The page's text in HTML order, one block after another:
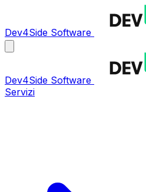
Dev4Side Software
Dev4Side Software
Servizi